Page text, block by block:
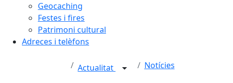
Geocaching
Festes i fires
Patrimoni cultural
Adreces i telèfons
Actualitat Notícies